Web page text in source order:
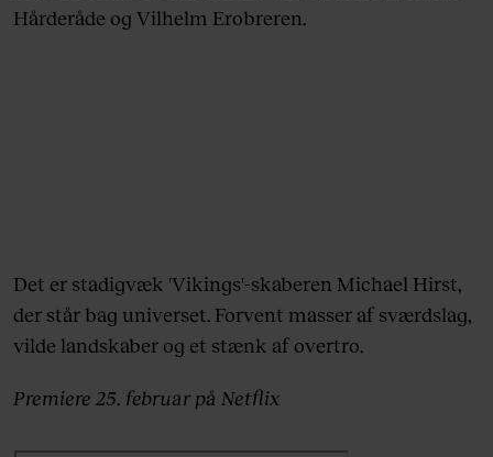
Hårderåde og Vilhelm Erobreren.
Det er stadigvæk 'Vikings'-skaberen Michael Hirst,
der står bag universet. Forvent masser af sværdslag,
vilde landskaber og et stænk af overtro.
Premiere 25. februar på Netflix